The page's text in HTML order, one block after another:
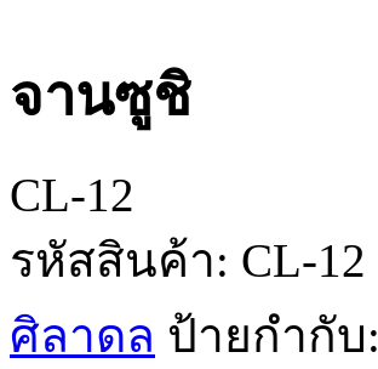
จานซูชิ
CL-12
รหัสสินค้า: CL-12
ศิลาดล ป้ายกำกับ: